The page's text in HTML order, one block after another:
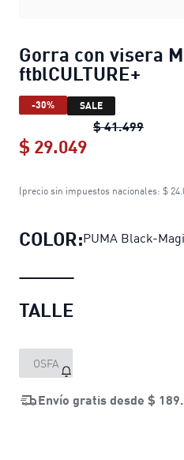
Gorra con visera
ftblCULTURE+
-30% SALE
$ 41.499Gorra
$ 29.049
Gorra con
(precio sin impuestos nacionales: $
COLOR:PUMA Black-
TALLE
OSFA
Envío gratis desde $